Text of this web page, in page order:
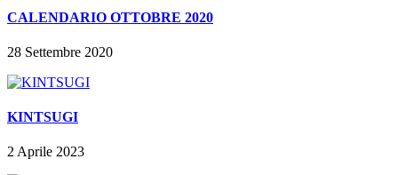
CALENDARIO OTTOBRE 2020
28 Settembre 2020
KINTSUGI
2 Aprile 2023